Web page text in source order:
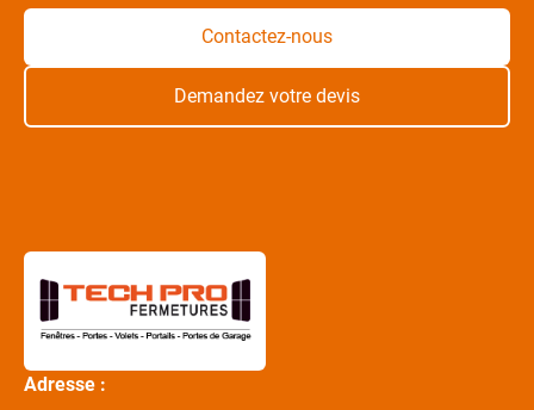
Contactez-nous
Demandez votre devis
Adresse :